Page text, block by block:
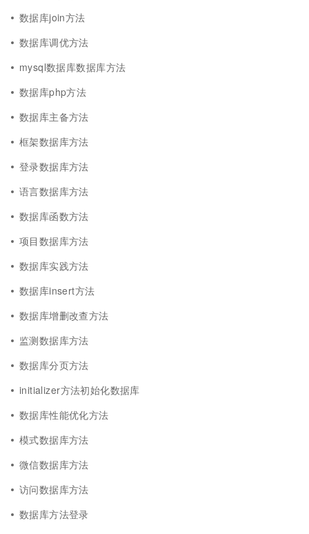
数据库join方法
数据库调优方法
mysql数据库数据库方法
数据库php方法
数据库主备方法
框架数据库方法
登录数据库方法
语言数据库方法
数据库函数方法
项目数据库方法
数据库实践方法
数据库insert方法
数据库增删改查方法
监测数据库方法
数据库分页方法
initializer方法初始化数据库
数据库性能优化方法
模式数据库方法
微信数据库方法
访问数据库方法
数据库方法登录